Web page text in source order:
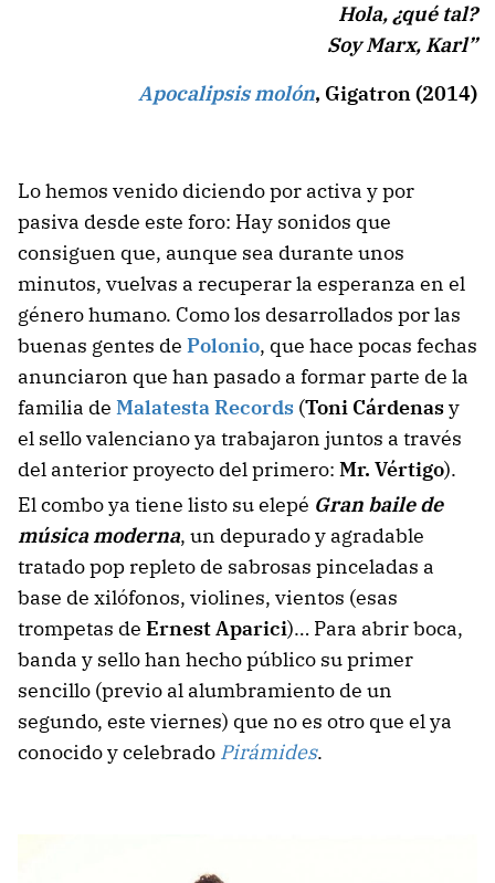
Hola, ¿qué tal?
Soy Marx, Karl”
Apocalipsis molón, Gigatron (2014)
Lo hemos venido diciendo por activa y por
pasiva desde este foro: Hay sonidos que
consiguen que, aunque sea durante unos
minutos, vuelvas a recuperar la esperanza en el
género humano. Como los desarrollados por las
buenas gentes de Polonio, que hace pocas fechas
anunciaron que han pasado a formar parte de la
familia de Malatesta Records (Toni Cárdenasy
el sello valenciano ya trabajaron juntos a través
del anterior proyecto del primero: Mr. Vértigo).
El combo ya tiene listo su elepé Gran baile de
música moderna, un depurado y agradable
tratado pop repleto de sabrosas pinceladas a
base de xilófonos, violines, vientos (esas
trompetas de Ernest Aparici)… Para abrir boca,
banda y sello han hecho público su primer
sencillo (previo al alumbramiento de un
segundo, este viernes) que no es otro que el ya
conocido y celebrado Pirámides.